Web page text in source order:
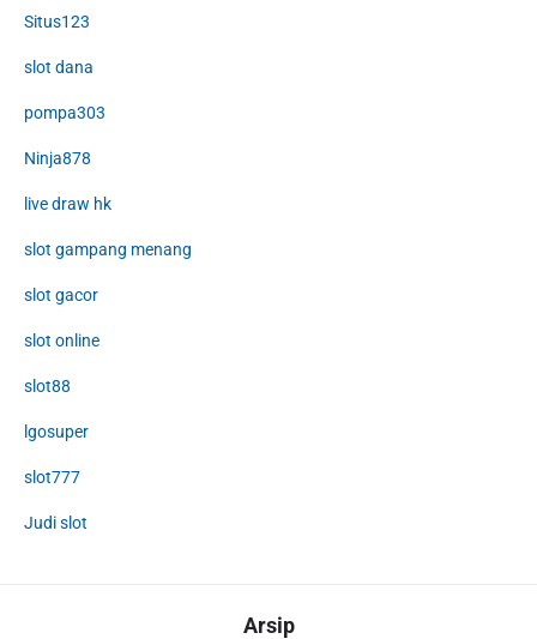
Situs123
slot dana
pompa303
Ninja878
live draw hk
slot gampang menang
slot gacor
slot online
slot88
lgosuper
slot777
Judi slot
Arsip